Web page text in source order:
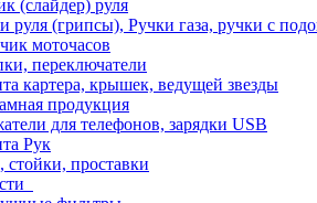
(слайдер) руля
руля (грипсы), Ручки газа, ручки с
моточасов
переключатели
картера, крышек, ведущей звезды
продукция
для телефонов, зарядки USB
Рук
стойки, проставки